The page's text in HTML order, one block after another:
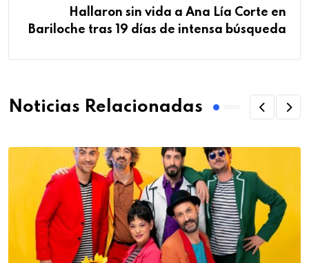
Hallaron sin vida a Ana Lía Corte en
Bariloche tras 19 días de intensa búsqueda
Noticias Relacionadas